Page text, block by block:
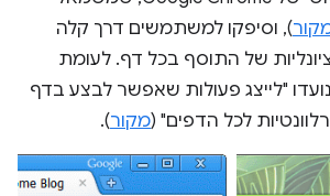
), וסיפקו למשתמשים דרך קלה
של התוסף בכל דף. לעומת
"לייצג פעולות שאפשר לבצע בדף
לכל הדפים" (מקור).